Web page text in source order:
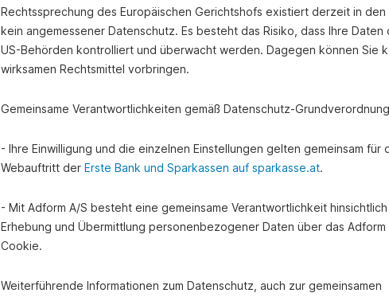
Rechtssprechung des Europäischen Gerichtshofs existiert derzeit in den
kein angemessener Datenschutz. Es besteht das Risiko, dass Ihre Daten
US-Behörden kontrolliert und überwacht werden. Dagegen können Sie
wirksamen Rechtsmittel vorbringen.
Gemeinsame Verantwortlichkeiten gemäß Datenschutz-
- Ihre Einwilligung und die einzelnen Einstellungen gelten gemeinsam für
Webauftritt der Erste Bank und Sparkassen auf sparkasse.at.
- Mit Adform A/S besteht eine gemeinsame Verantwortlichkeit hinsichtlich
Erhebung und Übermittlung personenbezogener Daten über das Adform
Cookie.
Weiterführende Informationen zum Datenschutz, auch zur gemeinsamen